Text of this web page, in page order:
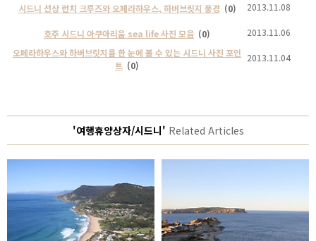
시드니 선상 런치 크루즈와 오페라하우스, 하버브릿지 풍경 (0) 2013.11.08
호주 시드니 아쿠아리움 sea life 사진 모음 (0)
2013.11.06
오페라하우스와 하버브릿지를 한 눈에 볼 수 있는 시드니 사진 포인
트 (0)
2013.11.04
'여행휴양상자/시드니' Related Articles